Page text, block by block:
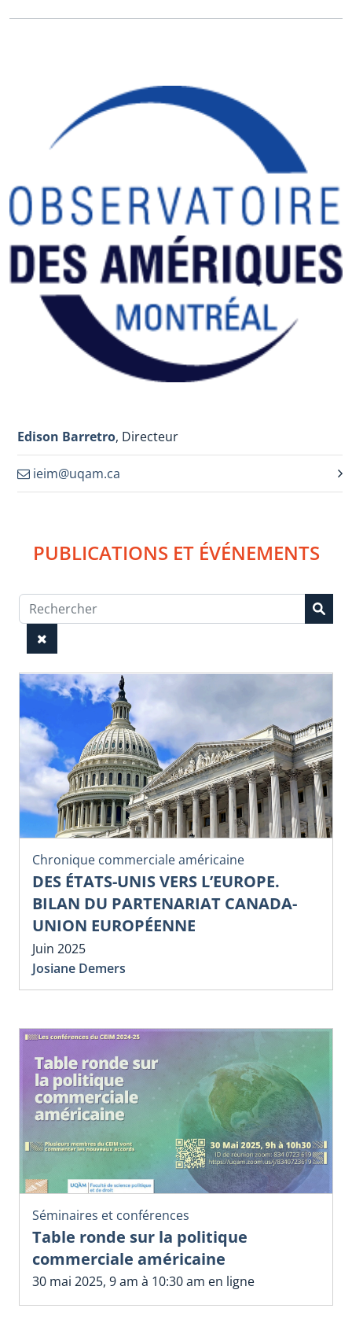
Edison Barretro, Directeur
ieim@uqam.ca
PUBLICATIONS ET ÉVÉNEMENTS
Chronique commerciale américaine
DES ÉTATS-UNIS VERS L’EUROPE.
BILAN DU PARTENARIAT CANADA-
UNION EUROPÉENNE
Juin 2025
Josiane Demers
Séminaires et conférences
Table ronde sur la politique
commerciale américaine
30 mai 2025, 9 am à 10:30 am en ligne